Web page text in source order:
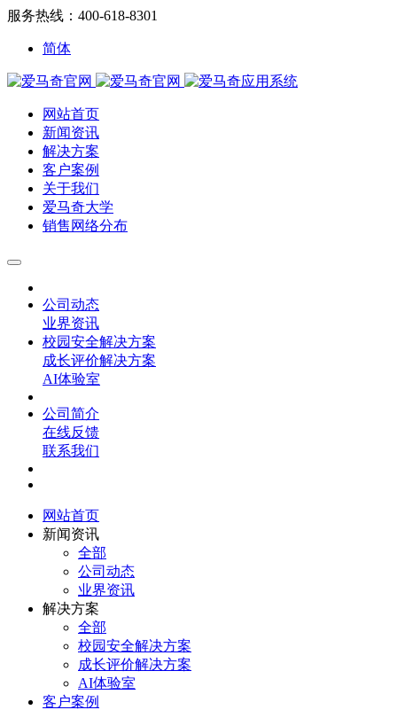
服务热线：400-618-8301
简体
网站首页
新闻资讯
解决方案
客户案例
关于我们
爱马奇大学
销售网络分布
公司动态
业界资讯
校园安全解决方案
成长评价解决方案
AI体验室
公司简介
在线反馈
联系我们
网站首页
新闻资讯
全部
公司动态
业界资讯
解决方案
全部
校园安全解决方案
成长评价解决方案
AI体验室
客户案例